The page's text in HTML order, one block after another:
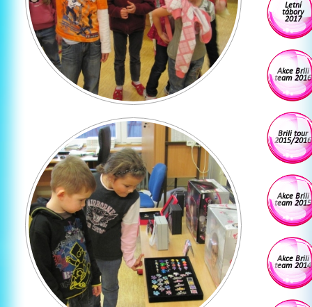
Letní
tábory
2017
Akce Brili
team 2016
Brili tour
2015/2016
Akce Brili
team 2015
Akce Brili
team 2014